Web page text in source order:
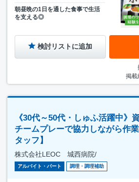
朝昼晩の1日を通した食事で生活
を支える◎
検討リストに追加
掲載
《30代～50代・しゅふ活躍中》
チームプレーで協力しながら作
タッフ】
株式会社LEOC 城西病院/
アルバイト・パート 調理・調理補助